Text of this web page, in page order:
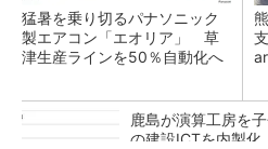
猛暑を乗り切るパナソニック
製エアコン「エオリア」 草
津生産ラインを50％自動化へ
鹿島が演算工房を
の建設ICTを内製化